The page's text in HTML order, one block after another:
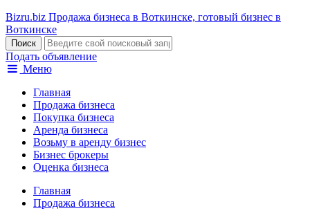
Bizru.biz Продажа бизнеса в Воткинске, готовый бизнес в
Воткинске
Подать объявление
Меню
Главная
Продажа бизнеса
Покупка бизнеса
Аренда бизнеса
Возьму в аренду бизнес
Бизнес брокеры
Оценка бизнеса
Главная
Продажа бизнеса